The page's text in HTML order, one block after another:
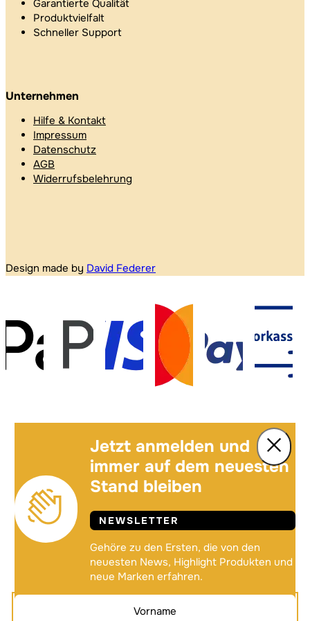
Garantierte Qualität
Produktvielfalt
Schneller Support
Unternehmen
Hilfe & Kontakt
Impressum
Datenschutz
AGB
Widerrufsbelehrung
Design made by David Federer
Jetzt anmelden und
immer auf dem neuesten
Stand bleiben
NEWSLETTER
Gehöre zu den Ersten, die von den
neuesten News, Highlight Produkten und
neue Marken erfahren.